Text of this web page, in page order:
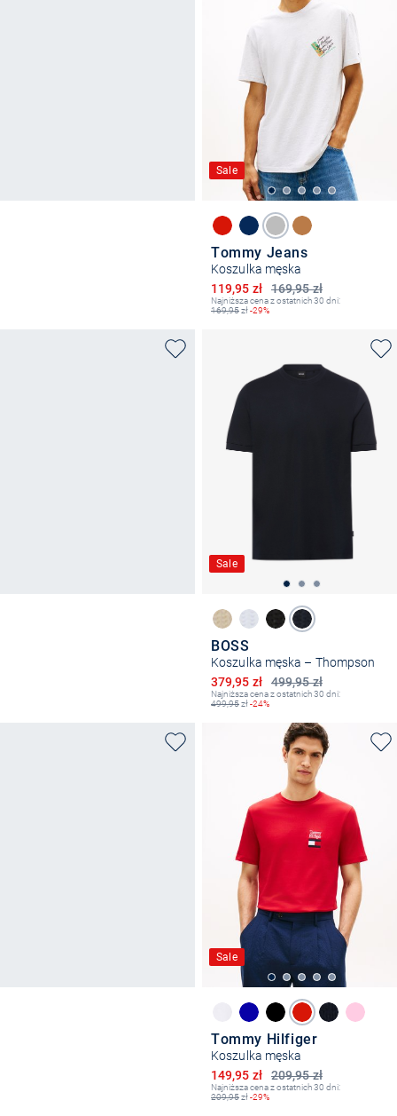
Sale
Tommy Jeans
Koszulka męska
169,95 zł
Obniżona cena
119,95 zł
Najniższa cena z ostatnich 30 dni:
169,95zł-29%
Sale
BOSS
Koszulka męska – Thompson
499,95 zł
Obniżona cena
379,95 zł
Najniższa cena z ostatnich 30 dni:
499,95zł-24%
Sale
Tommy Hilfiger
Koszulka męska
209,95 zł
Obniżona cena
149,95 zł
Najniższa cena z ostatnich 30 dni:
209,95zł-29%